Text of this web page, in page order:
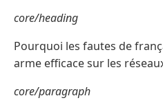
core/heading
Pourquoi les fautes de
arme efficace sur les
core/paragraph